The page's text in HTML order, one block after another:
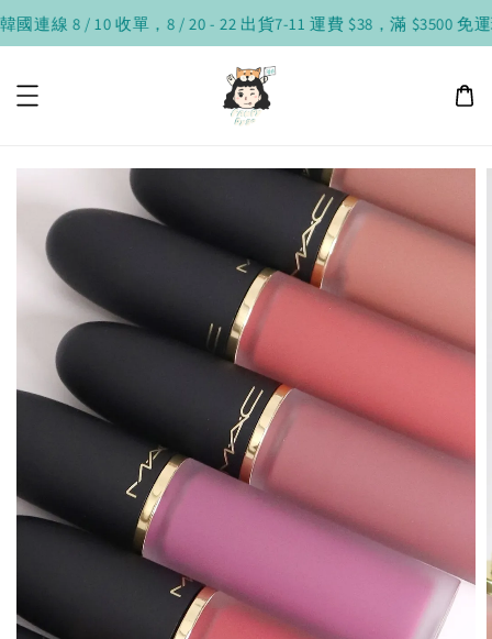
線 8 / 10 收單，8 / 20 - 22 出貨 7-11 運費 $38，滿 $3500 免運現貨